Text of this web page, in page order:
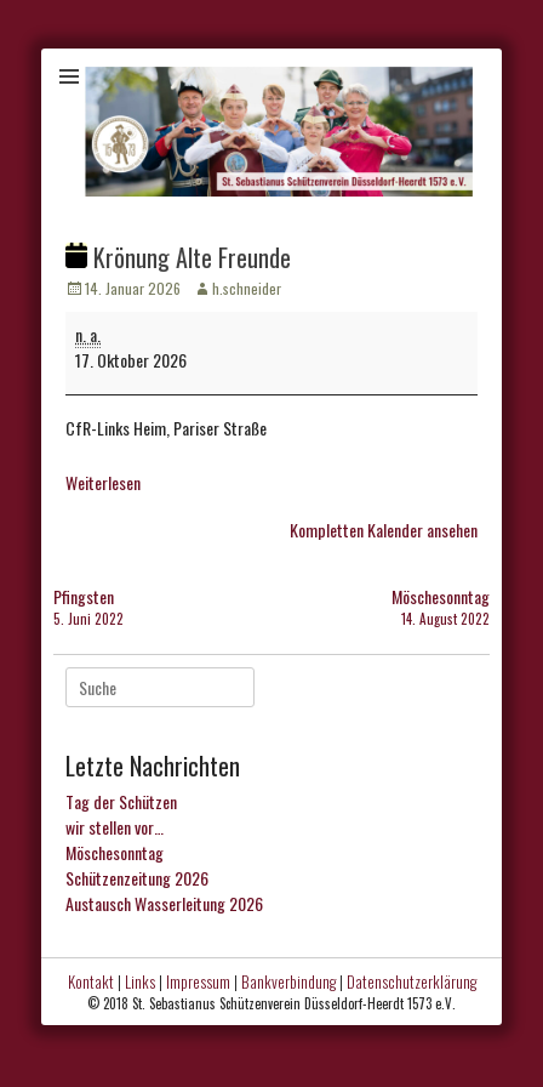
Krönung Alte Freunde
Veröffentlicht
14. Januar 2026 Autorh.schneider
Alte
Freunde
n. a.
17. Oktober 2026
CfR-Links Heim, Pariser Straße
Weiterlesen
Kompletten Kalender ansehen
Beitragsnavigation
Pfingsten
5. Juni 2022
Möschesonntag
14. August 2022
Suche
nach:
Letzte Nachrichten
Tag der Schützen
wir stellen vor…
Möschesonntag
Schützenzeitung 2026
Austausch Wasserleitung 2026
Kontakt| Links| Impressum | Bankverbindung| Datenschutzerklärung
© 2018 St. Sebastianus Schützenverein Düsseldorf-Heerdt 1573 e.V.